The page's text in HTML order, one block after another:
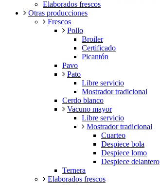
Elaborados frescos
Otras producciones
Frescos
Pollo
Broiler
Certificado
Picantón
Pavo
Pato
Libre servicio
Mostrador tradicional
Cerdo blanco
Vacuno mayor
Libre servicio
Mostrador tradicional
Cuarteo
Despiece bola
Despiece lomo
Despiece delantero
Ternera
Elaborados frescos